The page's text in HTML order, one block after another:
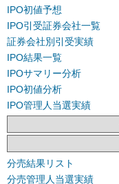
IPO初値予想
IPO引受証券会社一覧
証券会社別引受実績
IPO結果一覧
IPOサマリー分析
IPO初値分析
IPO管理人当選実績
分売結果リスト
分売管理人当選実績